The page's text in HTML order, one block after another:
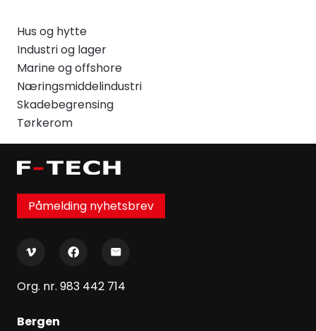
Hus og hytte
Industri og lager
Marine og offshore
Næringsmiddelindustri
Skadebegrensing
Tørkerom
Påmelding nyhetsbrev
Org. nr. 983 442 714
Bergen